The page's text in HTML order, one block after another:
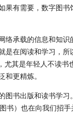
果有需要，数字图书
承载的信息和知识
是在阅读和学习，所
尤其是年轻人不读书
和更精炼。
书出版和读书学习
书）也在向我们招